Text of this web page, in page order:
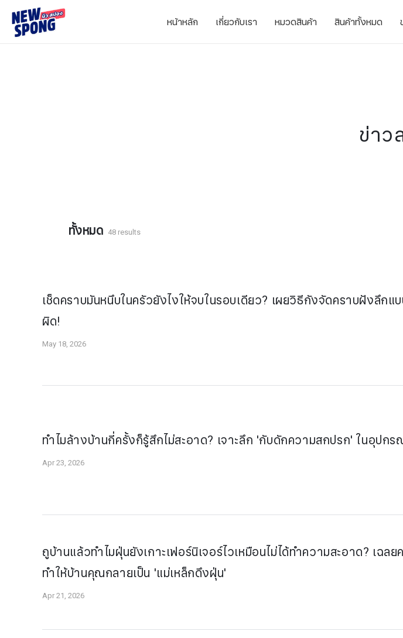
หน้าหลัก เกี่ยวกับเรา หมวดสินค้า สินค้าทั้งหมด
ข่าว
ทั้งหมด 48 results
เช็ดคราบมันหนึบในครัวยังไงให้จบในรอบเดียว? เผยวิธีกังจัดคราบฝังลึกแ
ผิด!
May 18, 2026
ทำไมล้างบ้านกี่ครั้งก็รู้สึกไม่สะอาด? เจาะลึก 'กับดักความสกปรก' ในอุปก
Apr 23, 2026
ถูบ้านแล้วทำไมฝุ่นยังเกาะเฟอร์นิเจอร์ไวเหมือนไม่ได้ทำความสะอาด? เ
ทำให้บ้านคุณกลายเป็น 'แม่เหล็กดึงฝุ่น'
Apr 21, 2026